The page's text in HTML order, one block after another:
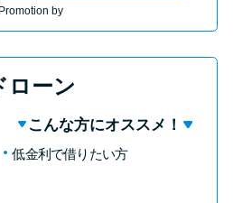
Promotion by
ローン
こんな方にオススメ！
低金利で借りたい方